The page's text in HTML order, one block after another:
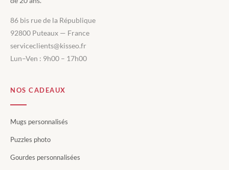
86 bis rue de la République
92800 Puteaux — France
serviceclients@kisseo.fr
Lun–Ven : 9h00 – 17h00
NOS CADEAUX
Mugs personnalisés
Puzzles photo
Gourdes personnalisées